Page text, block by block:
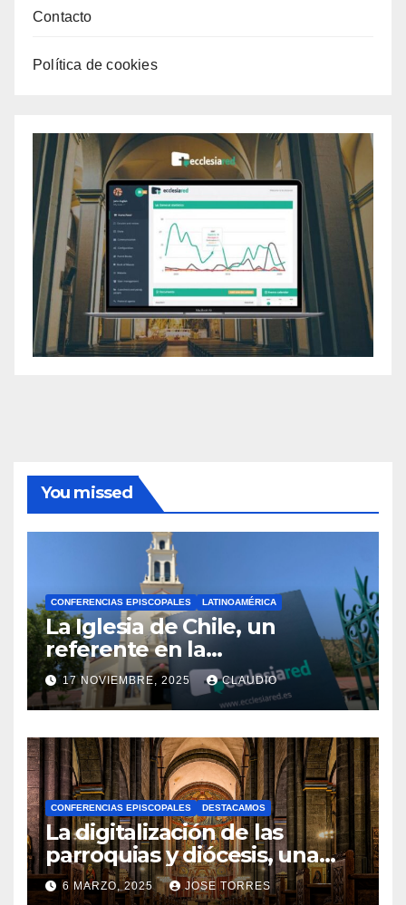
Contacto
Política de cookies
You missed
CONFERENCIAS EPISCOPALES LATINOAMÉRICA
La Iglesia de Chile, un
referente en la
transformación digital
gracias a Ecclesiared
17 NOVIEMBRE, 2025 CLAUDIO
N
O
H
A
Y
C
O
M
CONFERENCIAS EPISCOPALES DESTACAMOS
La digitalización de las
parroquias y diócesis, una
realidad ya para el futuro de
6 MARZO, 2025 JOSE TORRES